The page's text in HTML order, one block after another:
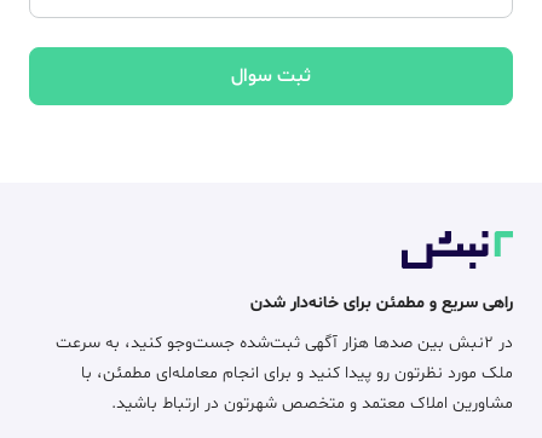
ثبت سوال
راهی سریع و مطمئن برای خانه‌دار شدن
در ۲نبش بین صدها هزار آگهی ثبت‌شده جست‌وجو کنید، به سرعت
ملک مورد نظرتون رو پیدا کنید و برای انجام معامله‌ای مطمئن، با
مشاورین املاک معتمد و متخصص شهرتون در ارتباط باشید.